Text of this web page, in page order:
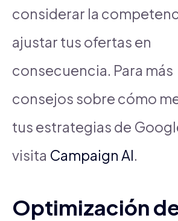
considerar la
ajustar tus ofertas en
consecuencia. Para más
consejos sobre cómo
tus estrategias de
visita Campaign AI.
Optimización